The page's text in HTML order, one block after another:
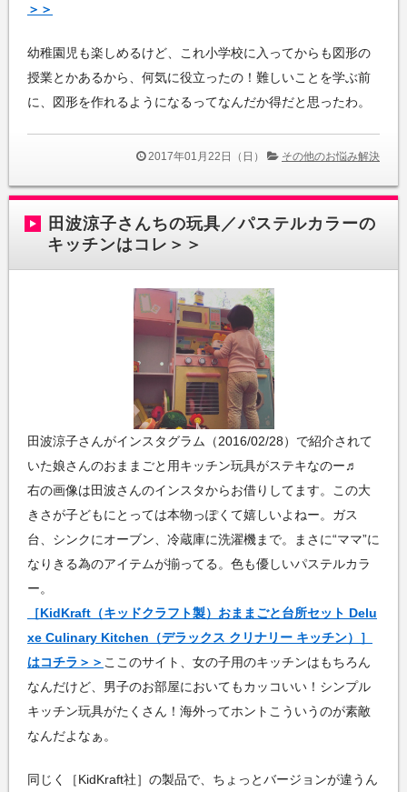
＞＞
幼稚園児も楽しめるけど、これ小学校に入ってからも図形の
授業とかあるから、何気に役立ったの！難しいことを学ぶ前
に、図形を作れるようになるってなんだか得だと思ったわ。
2017年01月22日（日） その他のお悩み解決
田波涼子さんちの玩具／パステルカラーの
キッチンはコレ＞＞
田波涼子さんがインスタグラム（2016/02/28）で紹介されて
いた娘さんのおままごと用キッチン玩具がステキなのー♬
右の画像は田波さんのインスタからお借りしてます。この大
きさが子どもにとっては本物っぽくて嬉しいよねー。ガス
台、シンクにオーブン、冷蔵庫に洗濯機まで。まさに“ママ”に
なりきる為のアイテムが揃ってる。色も優しいパステルカラ
ー。
［KidKraft（キッドクラフト製）おままごと台所セット Delu
xe Culinary Kitchen（デラックス クリナリー キッチン）］
はコチラ＞＞ ここのサイト、女の子用のキッチンはもちろん
なんだけど、男子のお部屋においてもカッコいい！シンプル
キッチン玩具がたくさん！海外ってホントこういうのが素敵
なんだよなぁ。
同じく［KidKraft社］の製品で、ちょっとバージョンが違うん